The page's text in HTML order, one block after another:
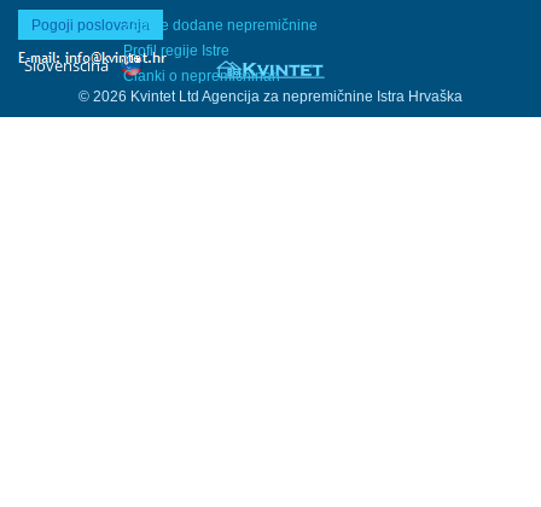
Pogoji poslovanjaZadnje dodane nepremičnine
Profil regije Istre
Članki o nepremičninah
© 2026 Kvintet Ltd Agencija za nepremičnine Istra Hrvaška